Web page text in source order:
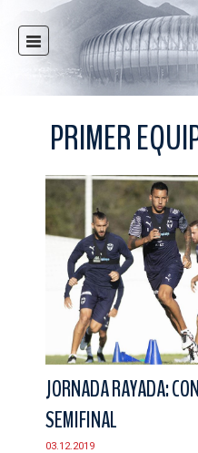
INICIO
NOTICIAS
RAYADOS
RAYADAS
FUERZAS BÁSICAS
RESPONSABILIDAD SOCIAL
TAQUILLA
ESTADIO
PRENSA
CONTACTO
PRIMER
JORNADA RAYADA:
SEMIFINAL
03.12.2019